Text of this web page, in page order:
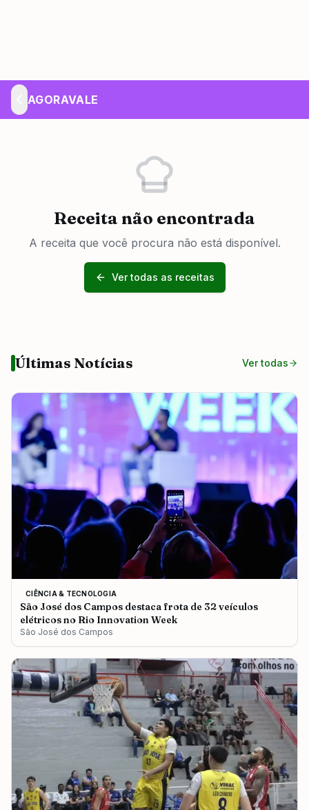
AGORAVALE
Receita não encontrada
A receita que você procura não está disponível.
Ver todas as receitas
Últimas Notícias Ver todas
CIÊNCIA & TECNOLOGIA
São José dos Campos destaca frota de 32 veículos
elétricos no Rio Innovation Week
São José dos Campos